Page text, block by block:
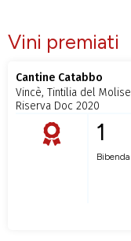
Vini premiati
Cantine Catabbo
Vincè, Tintilia del Molise
Riserva Doc 2020
1
Bibenda